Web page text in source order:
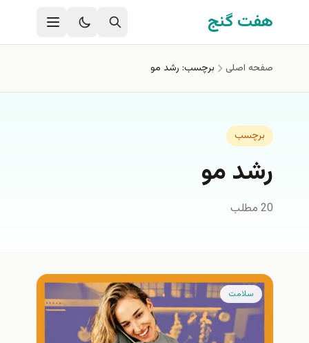
رفتن به محتوای اصلی
هفت گنج
صفحه اصلی برچسب: رشد مو
برچسب
رشد مو
20 مطلب
سلامت